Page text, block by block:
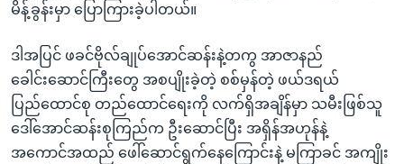
မိန့်ခွန်းမှာ ပြောကြားခဲ့ပါတယ်။
ဒါအပြင် ဖခင်ဗိုလ်ချုပ်အောင်ဆန်းနဲ့တကွ အာဇာနည်
ခေါင်းဆောင်ကြီးတွေ အစပျိုးခဲ့တဲ့ စစ်မှန်တဲ့ ဖယ်ဒရယ်
ပြည်ထောင်စု တည်ထောင်ရေးကို လက်ရှိအချိန်မှာ သမီးဖြစ်သူ
ဒေါ်အောင်ဆန်းစုကြည်က ဦးဆောင်ပြီး အရှိန်အဟုန်နဲ့
အကောင်အထည် ဖေါ်ဆောင်ရွက်နေကြောင်းနဲ့ မကြာခင် အကျိုး